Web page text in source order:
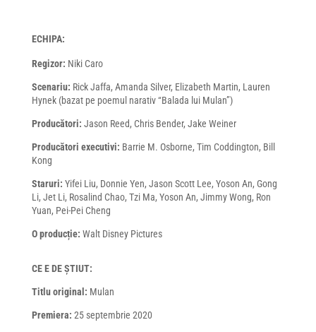
ECHIPA:
Regizor: Niki Caro
Scenariu: Rick Jaffa, Amanda Silver, Elizabeth Martin, Lauren
Hynek (bazat pe poemul narativ “Balada lui Mulan”)
Producători: Jason Reed, Chris Bender, Jake Weiner
Producători executivi: Barrie M. Osborne, Tim Coddington, Bill
Kong
Staruri: Yifei Liu, Donnie Yen, Jason Scott Lee, Yoson An, Gong
Li, Jet Li, Rosalind Chao, Tzi Ma, Yoson An, Jimmy Wong, Ron
Yuan, Pei-Pei Cheng
O producție: Walt Disney Pictures
CE E DE ȘTIUT:
Titlu original: Mulan
Premiera: 25 septembrie 2020